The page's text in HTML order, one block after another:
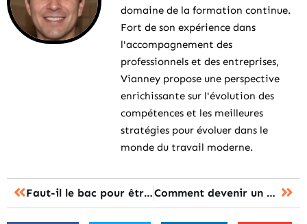
domaine de la formation continue.
Fort de son expérience dans
l'accompagnement des
professionnels et des entreprises,
Vianney propose une perspective
enrichissante sur l'évolution des
compétences et les meilleures
stratégies pour évoluer dans le
monde du travail moderne.
Faut-il le bac pour être gendarme : quelles sont les voies possibles Comment devenir un hypnotiseur : les étapes du parcours de formation